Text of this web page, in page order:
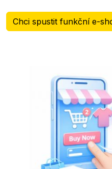
Chci spustit funkční e-